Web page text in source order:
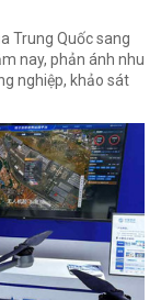
Trung Quốc sang
nay, phản ánh nhu
nghiệp, khảo sát